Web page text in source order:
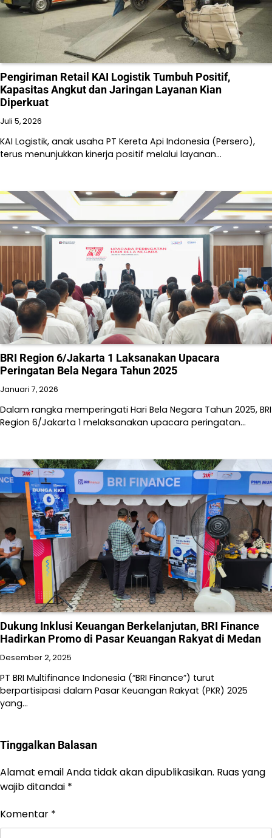
Pengiriman Retail KAI Logistik Tumbuh Positif,
Kapasitas Angkut dan Jaringan Layanan Kian
Diperkuat
Juli 5, 2026
KAI Logistik, anak usaha PT Kereta Api Indonesia (Persero),
terus menunjukkan kinerja positif melalui layanan…
BRI Region 6/Jakarta 1 Laksanakan Upacara
Peringatan Bela Negara Tahun 2025
Januari 7, 2026
Dalam rangka memperingati Hari Bela Negara Tahun 2025, BRI
Region 6/Jakarta 1 melaksanakan upacara peringatan…
Dukung Inklusi Keuangan Berkelanjutan, BRI Finance
Hadirkan Promo di Pasar Keuangan Rakyat di Medan
Desember 2, 2025
PT BRI Multifinance Indonesia (“BRI Finance”) turut
berpartisipasi dalam Pasar Keuangan Rakyat (PKR) 2025
yang…
Tinggalkan Balasan
Alamat email Anda tidak akan dipublikasikan. Ruas yang
wajib ditandai *
Komentar *